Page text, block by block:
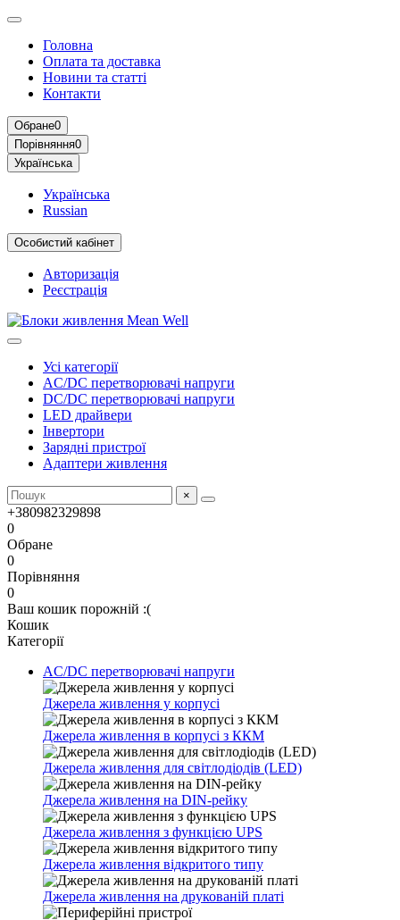
Головна
Оплата та доставка
Новини та статті
Контакти
Обране0
Порівняння0
Українська
Українська
Russian
Особистий кабінет
Авторизація
Реєстрація
Усі категорії
AC/DC перетворювачі напруги
DC/DC перетворювачі напруги
LED драйвери
Інвертори
Зарядні пристрої
Адаптери живлення
×
+380982329898
0
Обране
0
Порівняння
0
Ваш кошик порожній :(
Кошик
Категорії
AC/DC перетворювачі напруги
Джерела живлення у корпусі
Джерела живлення в корпусі з ККМ
Джерела живлення для світлодіодів (LED)
Джерела живлення на DIN-рейку
Джерела живлення з функцією UPS
Джерела живлення відкритого типу
Джерела живлення на друкованій платі